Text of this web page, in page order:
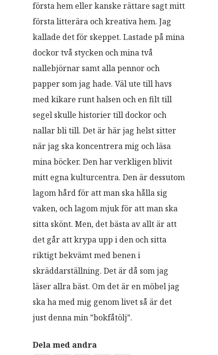
första hem eller kanske rättare sagt mitt
första litterära och kreativa hem. Jag
kallade det för skeppet. Lastade på mina
dockor två stycken och mina två
nallebjörnar samt alla pennor och
papper som jag hade. Väl ute till havs
med kikare runt halsen och en filt till
segel skulle historier till dockor och
nallar bli till. Det är här jag helst sitter
när jag ska koncentrera mig och läsa
mina böcker. Den har verkligen blivit
mitt egna kulturcentra. Den är dessutom
lagom hård för att man ska hålla sig
vaken, och lagom mjuk för att man ska
sitta skönt. Men, det bästa av allt är att
det går att krypa upp i den och sitta
riktigt bekvämt med benen i
skräddarställning. Det är då som jag
läser allra bäst. Om det är en möbel jag
ska ha med mig genom livet så är det
just denna min ”bokfåtölj”.
Dela med andra